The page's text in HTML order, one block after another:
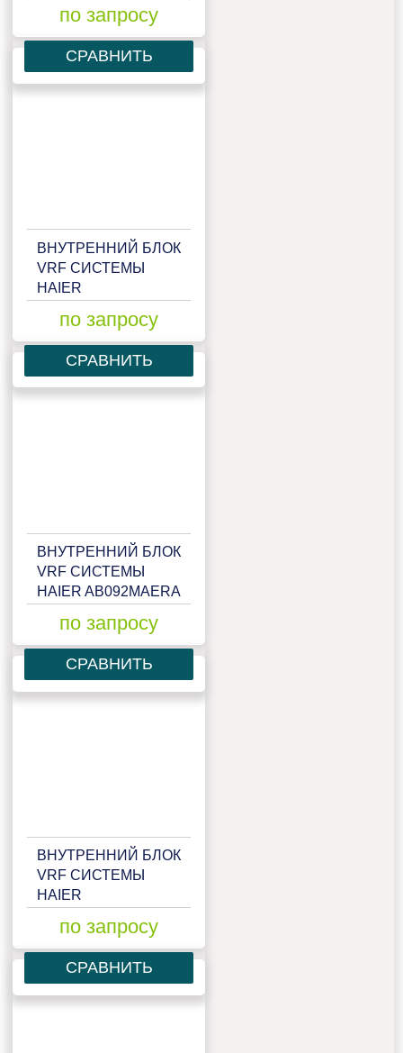
по запросу
СРАВНИТЬ
ВНУТРЕННИЙ БЛОК
VRF СИСТЕМЫ
HAIER
по запросу
СРАВНИТЬ
ВНУТРЕННИЙ БЛОК
VRF СИСТЕМЫ
HAIER AB092MAERA
по запросу
СРАВНИТЬ
ВНУТРЕННИЙ БЛОК
VRF СИСТЕМЫ
HAIER
по запросу
СРАВНИТЬ